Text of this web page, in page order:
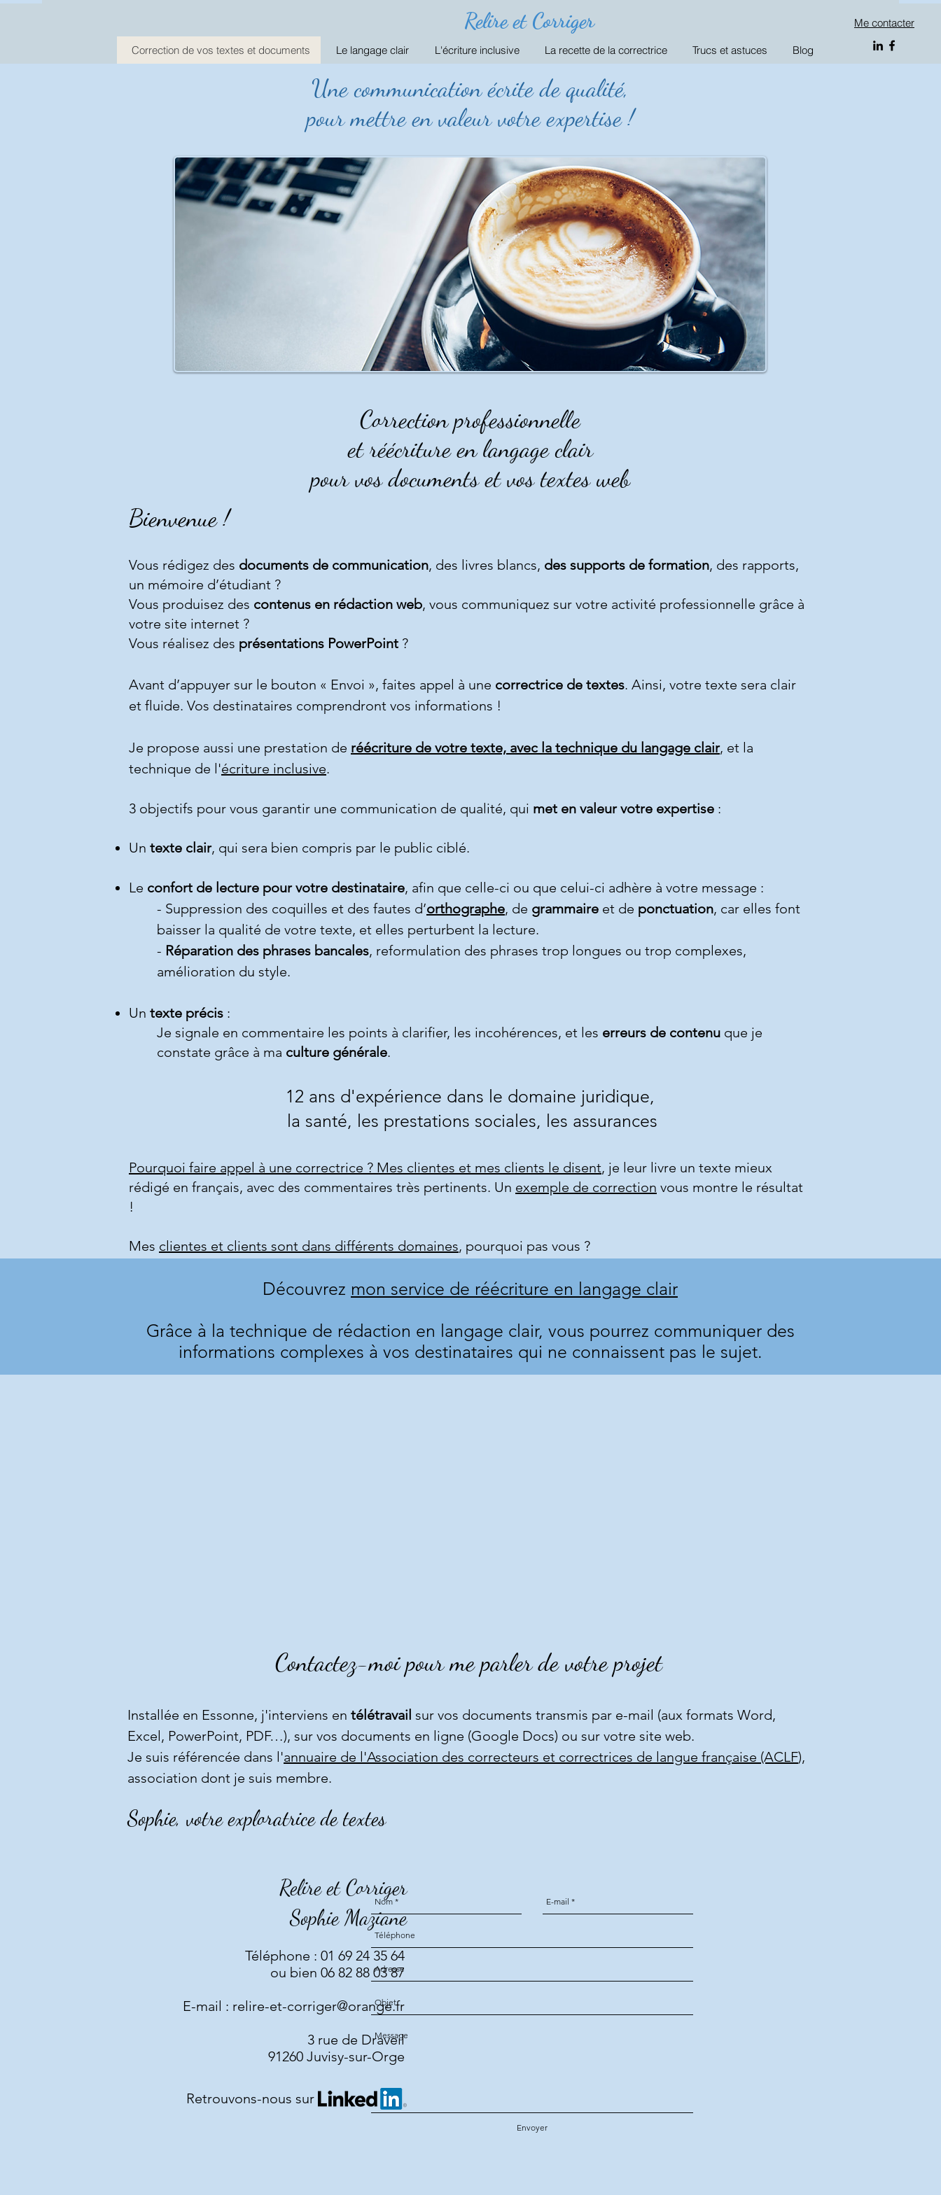
Relire et Corriger
Correction de vos textes et documents Le langage clair L'écriture inclusive La recette de la correctrice Trucs et astuces Blog
Me contacter
Une communication écrite de qualité,
pour mettre en valeur votre expertise !
Correction professionnelle
et réécriture en langage clair
pour vos documents et vos textes web
Bienvenue !
Vous rédigez des documents de communication, des livres blancs, des supports de formation, des rapports,
un mémoire d’étudiant ?
Vous produisez des contenus en rédaction web, vous communiquez sur votre activité professionnelle grâce à
votre site internet ?
Vous réalisez des présentations PowerPoint ?
Avant d’appuyer sur le bouton « Envoi », faites appel à une correctrice de textes. Ainsi, votre texte sera clair
et fluide. Vos destinataires comprendront vos informations !
Je propose aussi une prestation de réécriture de votre texte, avec la technique du langage clair, et la
technique de l'écriture inclusive.
3 objectifs pour vous garantir une communication de qualité, qui met en valeur votre expertise :
Un texte clair, qui sera bien compris par le public ciblé.
Le confort de lecture pour votre destinataire, afin que celle-ci ou que celui-ci adhère à votre message :
- Suppression des coquilles et des fautes d’orthographe, de grammaire et de ponctuation, car elles font
baisser la qualité de votre texte, et elles perturbent la lecture.
- Réparation des phrases bancales, reformulation des phrases trop longues ou trop complexes,
amélioration du style.
Un texte précis :
Je signale en commentaire les points à clarifier, les incohérences, et les erreurs de contenu que je
constate grâce à ma culture générale.
12 ans d'expérience dans le domaine juridique,
la santé, les prestations sociales, les assurances
Pourquoi faire appel à une correctrice ? Mes clientes et mes clients le disent, je leur livre un texte mieux
rédigé en français, avec des commentaires très pertinents. Un exemple de correction vous montre le résultat
!
Mes clientes et clients sont dans différents domaines, pourquoi pas vous ?
Découvrez mon service de réécriture en langage clair
Grâce à la technique de rédaction en langage clair, vous pourrez communiquer des
informations complexes à vos destinataires qui ne connaissent pas le sujet.
Contactez-moi pour me parler de votre projet
Installée en Essonne, j'interviens en télétravail sur vos documents transmis par e-mail (aux formats Word,
Excel, PowerPoint, PDF…), sur vos documents en ligne (Google Docs) ou sur votre site web.
Je suis référencée dans l'annuaire de l'Association des correcteurs et correctrices de langue française (ACLF),
association dont je suis membre.
Sophie, votre exploratrice de textes
Relire et Corriger
Sophie Maziane
Téléphone : 01 69 24 35 64
ou bien 06 82 88 03 87
E-mail : relire-et-corriger@orange.fr
3 rue de Draveil
91260 Juvisy-sur-Orge
Retrouvons-nous sur
Envoyer